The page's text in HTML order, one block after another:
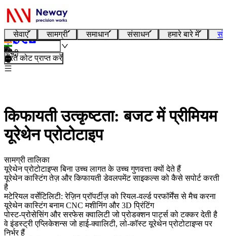
सेवाएं सामग्री समाधान संसाधन हमारे बारे में
हिन्दी
तुरंत कोट प्राप्त करें
किफायती उत्कृष्टता: बजट में प्रीमियम
यूरेथेन प्रोटोटाइप
सामग्री तालिका
यूरेथेन प्रोटोटाइप्स बिना उच्च लागत के उच्च गुणवत्ता क्यों देते हैं
यूरेथेन कास्टिंग तेज़ और किफायती डेवलपमेंट साइकल्स को कैसे सपोर्ट करती
है
मटेरियल वर्सेटिलिटी: रेज़िन प्रॉपर्टीज़ को रियल-वर्ल्ड परफॉर्मेंस से मैच करना
यूरेथेन कास्टिंग बनाम CNC मशीनिंग और 3D प्रिंटिंग
पोस्ट-प्रोसेसिंग और सरफेस क्वालिटी जो प्रोडक्शन पार्ट्स को टक्कर देती है
वे इंडस्ट्री एप्लिकेशन्स जो हाई-क्वालिटी, लो-कॉस्ट यूरेथेन प्रोटोटाइप्स पर
निर्भर हैं